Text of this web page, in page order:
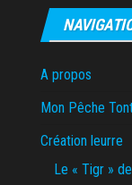
A propos
Mon Pêche
Création leurre
Le « Tigr »